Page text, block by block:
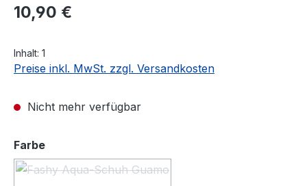
Regulärer Preis:
10,90 €
Inhalt: 1
Preise inkl. MwSt. zzgl. Versandkosten
Nicht mehr verfügbar
Farbeauswählen